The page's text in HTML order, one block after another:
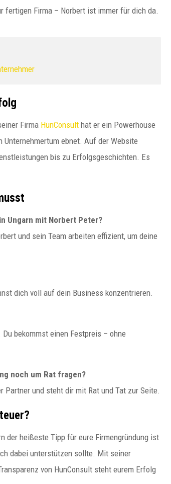
fertigen Firma – Norbert ist immer für dich da.
Firma HunConsult hat er ein Powerhouse
ebnet. Auf der Website
bis zu Erfolgsgeschichten. Es
Ungarn mit Norbert Peter?
und sein Team arbeiten effizient, um deine
dich voll auf dein Business konzentrieren.
bekommst einen Festpreis – ohne
noch um Rat fragen?
und steht dir mit Rat und Tat zur Seite.
der heißeste Tipp für eure Firmengründung ist
dabei unterstützen sollte. Mit seiner
von HunConsult steht eurem Erfolg